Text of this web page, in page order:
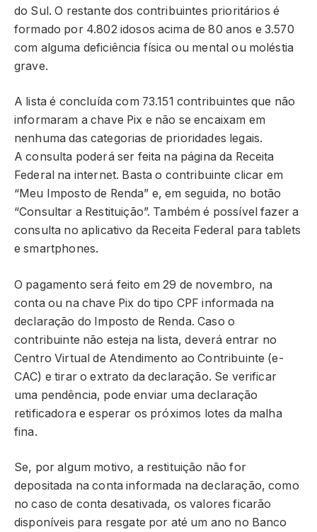
do Sul. O restante dos contribuintes prioritários é
formado por 4.802 idosos acima de 80 anos e 3.570
com alguma deficiência física ou mental ou moléstia
grave.
A lista é concluída com 73.151 contribuintes que não
informaram a chave Pix e não se encaixam em
nenhuma das categorias de prioridades legais.
A consulta poderá ser feita na página da Receita
Federal na internet. Basta o contribuinte clicar em
“Meu Imposto de Renda” e, em seguida, no botão
“Consultar a Restituição”. Também é possível fazer a
consulta no aplicativo da Receita Federal para tablets
e smartphones.
O pagamento será feito em 29 de novembro, na
conta ou na chave Pix do tipo CPF informada na
declaração do Imposto de Renda. Caso o
contribuinte não esteja na lista, deverá entrar no
Centro Virtual de Atendimento ao Contribuinte (e-
CAC) e tirar o extrato da declaração. Se verificar
uma pendência, pode enviar uma declaração
retificadora e esperar os próximos lotes da malha
fina.
Se, por algum motivo, a restituição não for
depositada na conta informada na declaração, como
no caso de conta desativada, os valores ficarão
disponíveis para resgate por até um ano no Banco